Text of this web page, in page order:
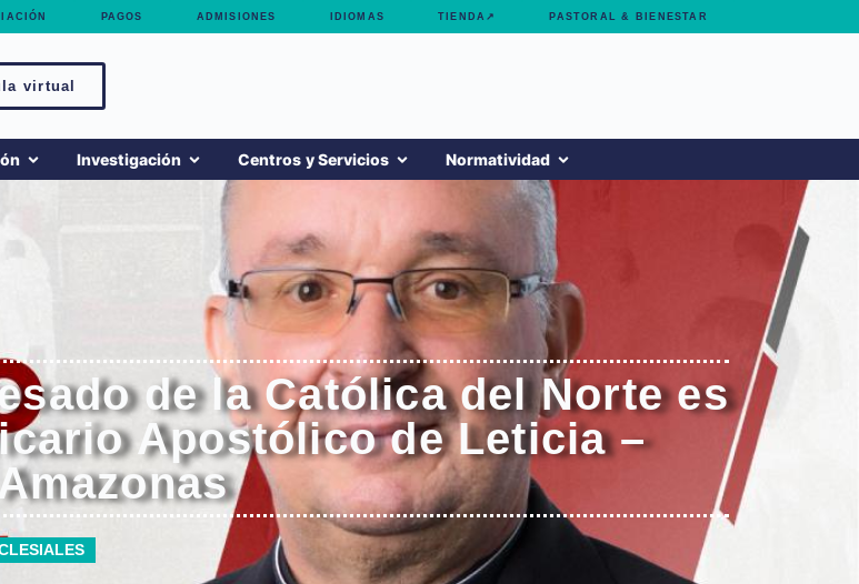
PAGOS ADMISIONES IDIOMAS TIENDA↗ PASTORAL & BIENESTAR
virtual
Investigación Centros y Servicios Normatividad
de la Católica del Norte es
Apostólico de Leticia –
Amazonas